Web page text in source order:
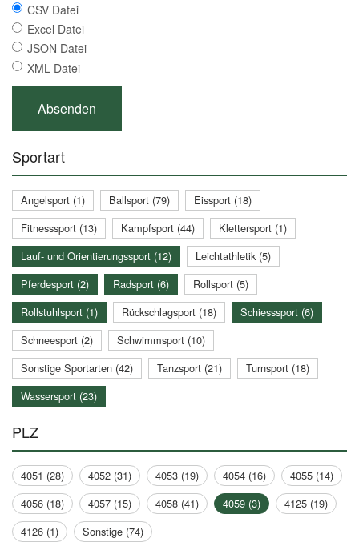
CSV Datei
Excel Datei
JSON Datei
XML Datei
Sportart
Angelsport (1) Ballsport (79)
Eissport (18)
Fitnesssport (13)
Kampfsport (44)
Klettersport (1)
Lauf- und Orientierungssport (12)
Leichtathletik (5)
Pferdesport (2)
Radsport (6)
Rollsport (5)
Rollstuhlsport (1)
Rückschlagsport (18)
Schiesssport (6)
Schneesport (2)
Schwimmsport (10)
Sonstige Sportarten (42)
Tanzsport (21)
Turnsport (18)
Wassersport (23)
PLZ
4051 (28) 4052 (31) 4053 (19) 4054 (16)
4055 (14)
4056 (18)
4057 (15) 4058 (41) 4059 (3)
4125 (19)
4126 (1)
Sonstige (74)